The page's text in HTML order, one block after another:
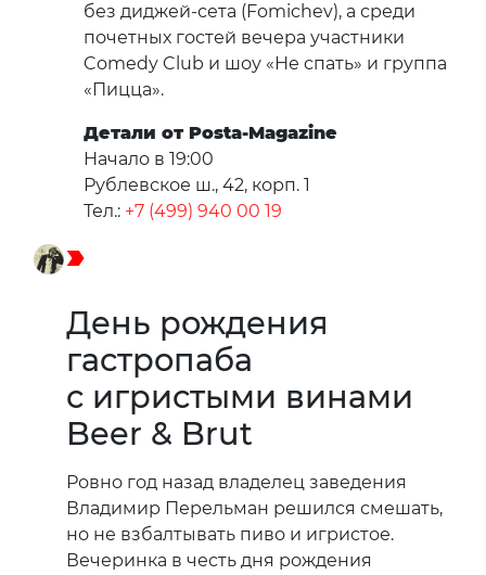
без диджей-сета (Fomichev), а среди
почетных гостей вечера участники
Comedy Club и шоу «Не спать» и группа
«Пицца».
Детали от Posta-Magazine
Начало в 19:00
Рублевское ш., 42, корп. 1
Тел.: +7 (499) 940 00 19
День рождения
гастропаба
с игристыми винами
Beer & Brut
Ровно год назад владелец заведения
Владимир Перельман решился смешать,
но не взбалтывать пиво и игристое.
Вечеринка в честь дня рождения